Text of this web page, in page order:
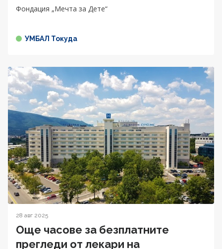
Фондация „Мечта за Дете“
УМБАЛ Токуда
28 авг 2025
Още часове за безплатните
прегледи от лекари на